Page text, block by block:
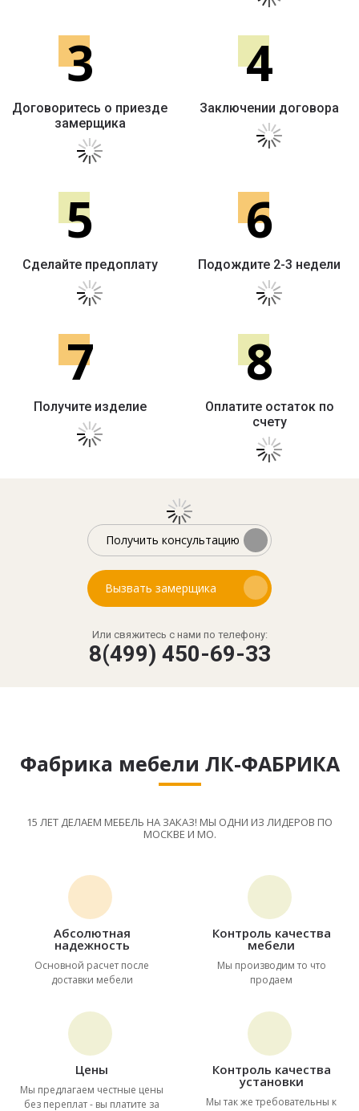
3
Договоритесь о приезде
замерщика
4
Заключении договора
5
Сделайте предоплату
6
Подождите 2-3 недели
7
Получите изделие
8
Оплатите остаток по
счету
Получить консультацию
Вызвать замерщика
Или свяжитесь с нами по телефону:
8(499) 450-69-33
Фабрика мебели ЛК-ФАБРИКА
15 ЛЕТ ДЕЛАЕМ МЕБЕЛЬ НА ЗАКАЗ! МЫ ОДНИ ИЗ ЛИДЕРОВ ПО
МОСКВЕ И МО.
Абсолютная
надежность
Основной расчет после
доставки мебели
Контроль качества
мебели
Мы производим то что
продаем
Цены
Мы предлагаем честные цены
без переплат - вы платите за
Контроль качества
установки
Мы так же требовательны к